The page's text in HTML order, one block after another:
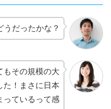
うだったかな？
もその規模の大
た！まさに日本
っているって感